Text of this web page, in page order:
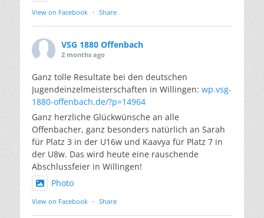
View on Facebook · Share
VSG 1880 Offenbach
2 months ago
Ganz tolle Resultate bei den deutschen
Jugendeinzelmeisterschaften in Willingen: wp.vsg-
1880-offenbach.de/?p=14964
Ganz herzliche Glückwünsche an alle
Offenbacher, ganz besonders natürlich an Sarah
für Platz 3 in der U16w und Kaavya für Platz 7 in
der U8w. Das wird heute eine rauschende
Abschlussfeier in Willingen!
Photo
View on Facebook · Share